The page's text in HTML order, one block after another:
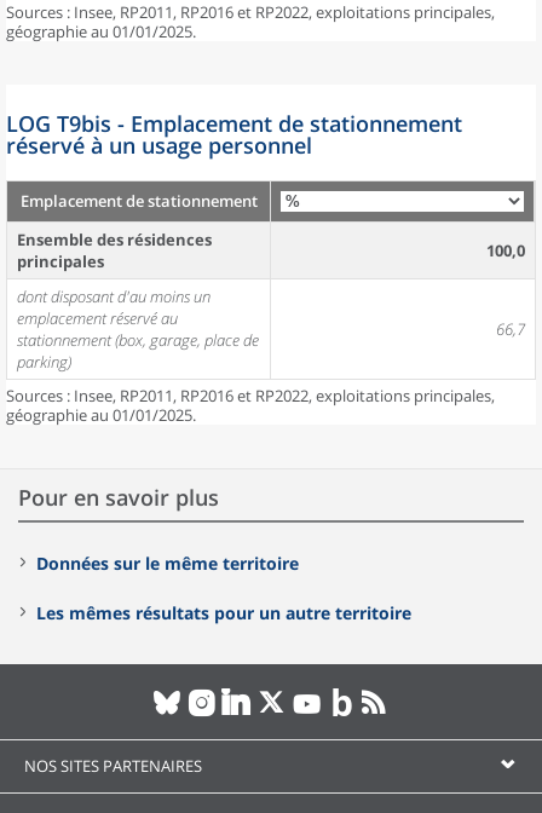
Sources : Insee, RP2011, RP2016 et RP2022, exploitations principales,
géographie au 01/01/2025.
LOG T9bis - Emplacement de stationnement
réservé à un usage personnel
Emplacement de stationnement
Ensemble des résidences
principales
100,0
dont disposant d'au moins un
emplacement réservé au
stationnement (box, garage, place de
parking)
66,7
Sources : Insee, RP2011, RP2016 et RP2022, exploitations principales,
géographie au 01/01/2025.
Pour en savoir plus
Données sur le même territoire
Les mêmes résultats pour un autre territoire
NOS SITES PARTENAIRES